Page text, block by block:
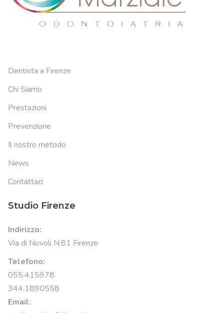
Dentista a Firenze
Chi Siamo
Prestazioni
Prevenzione
Il nostro metodo
News
Contattaci
Studio Firenze
Indirizzo:
Via di Novoli N.81 Firenze
Telefono:
055.415978
344.1890558
Email: